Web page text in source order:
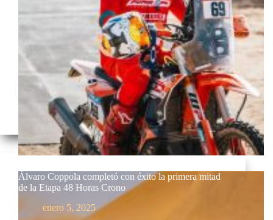
Álvaro Coppola completó con éxito la primera mitad
de la Etapa 48 Horas Crono
enero 5, 2025